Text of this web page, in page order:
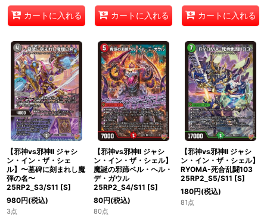
カートに入れる カートに入れる カートに入れる
【邪神vs邪神II ジャシ
ン・イン・ザ・シェ
ル】〜墓碑に刻まれし魔
弾の名〜
25RP2_S3/S11 [S]
980円(税込)
3点
【邪神vs邪神II ジャシ
ン・イン・ザ・シェル】
魔誕の邪蹄ベル・ヘル・
デ・ガウル
25RP2_S4/S11 [S]
80円(税込)
80点
【邪神vs邪神II ジャシ
ン・イン・ザ・シェル】
RYOMA-死合乱闘103
25RP2_S5/S11 [S]
180円(税込)
81点